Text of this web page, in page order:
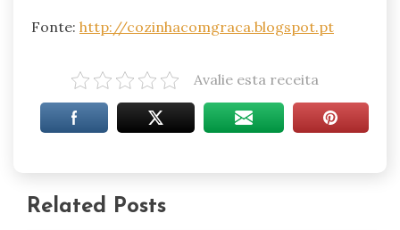
Fonte: http://cozinhacomgraca.blogspot.pt
Avalie esta receita
Related Posts